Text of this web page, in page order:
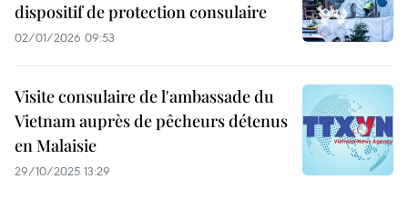
dispositif de protection consulaire
02/01/2026 09:53
Visite consulaire de l'ambassade du
Vietnam auprès de pêcheurs détenus
en Malaisie
29/10/2025 13:29